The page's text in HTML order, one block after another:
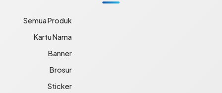
Semua Produk
Kartu Nama
Banner
Brosur
Sticker